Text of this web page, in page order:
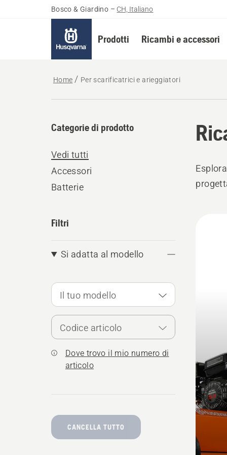
Bosco & Giardino – CH, Italiano
Prodotti Ricambi e accessori
Home Per scarificatrici e arieggiatori
Categorie di prodotto
Vedi tutti
Accessori
Batterie
Filtri
Si adatta al modello
Il tuo modello
Codice articolo
Dove trovo il mio numero di
articolo
CANCELLA TUTTO